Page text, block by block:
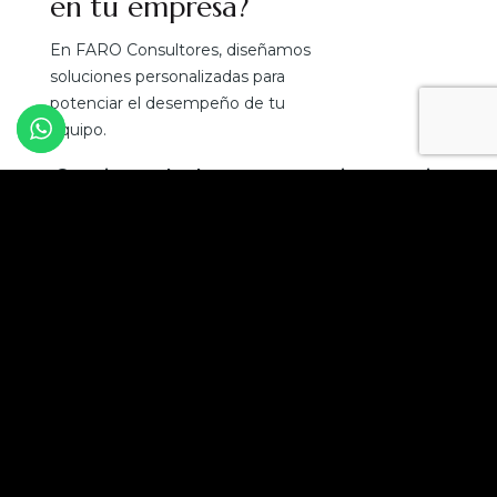
En FARO Consultores, diseñamos
soluciones personalizadas para
potenciar el desempeño de tu
equipo.
¡Convierte el talento en tu mejor ventaja